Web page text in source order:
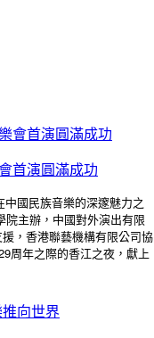
首演圓滿成功
國民族音樂的深邃魅力之
主辦，中國對外演出有限
，香港聯藝機構有限公司協
周年之際的香江之夜，獻上